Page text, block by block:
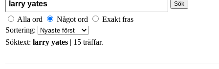
Sök
Alla ord Något ord
Exakt fras
Sortering:
Söktext: larry yates | 15 träffar.